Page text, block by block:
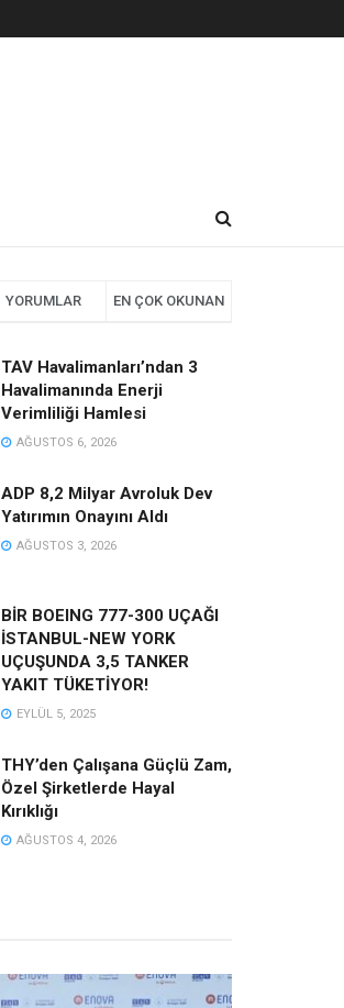
YORUMLAR EN ÇOK OKUNAN
TAV Havalimanları’ndan 3
Havalimanında Enerji
Verimliliği Hamlesi
AĞUSTOS 6, 2026
ADP 8,2 Milyar Avroluk Dev
Yatırımın Onayını Aldı
AĞUSTOS 3, 2026
BİR BOEING 777-300 UÇAĞI
İSTANBUL-NEW YORK
UÇUŞUNDA 3,5 TANKER
YAKIT TÜKETİYOR!
EYLÜL 5, 2025
THY’den Çalışana Güçlü Zam,
Özel Şirketlerde Hayal
Kırıklığı
AĞUSTOS 4, 2026